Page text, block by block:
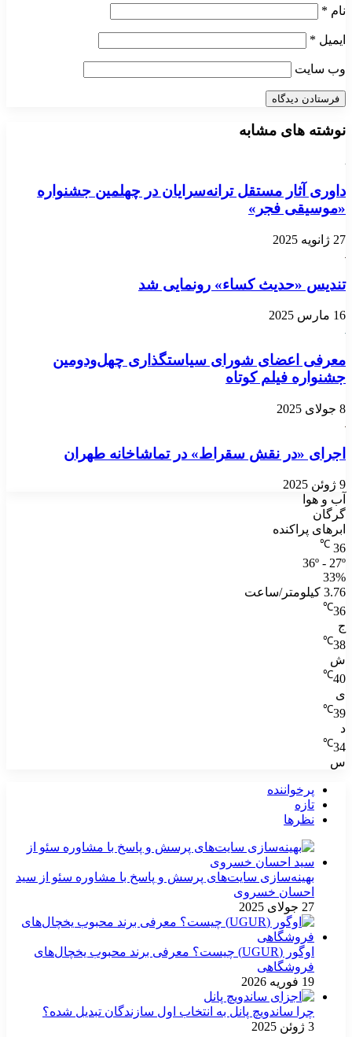
نام *
ایمیل *
وب‌ سایت
نوشته های مشابه
داوری آثار مستقل ترانه‌سرایان در چهلمین جشنواره
«موسیقی فجر»
27 ژانویه 2025
تندیس «حدیث کساء» رونمایی شد
16 مارس 2025
معرفی اعضای شورای سیاستگذاری چهل‌ودومین
جشنواره فیلم کوتاه
8 جولای 2025
اجرای «در نقش سقراط» در تماشاخانه طهران
9 ژوئن 2025
آب و هوا
گرگان
ابرهای پراکنده
36
℃
36º - 27º
33%
3.76 کیلومتر/ساعت
36
℃
ج
38
℃
ش
40
℃
ی
39
℃
د
34
℃
س
پرخواننده
تازه
نظرها
بهینه‌سازی سایت‌های پرسش و پاسخ با مشاوره سئو از سید
احسان خسروی
27 جولای 2025
اوگور (UGUR) چیست؟ معرفی برند محبوب یخچال‌های
فروشگاهی
19 فوریه 2026
چرا ساندویچ پانل به انتخاب اول سازندگان تبدیل شده؟
3 ژوئن 2025